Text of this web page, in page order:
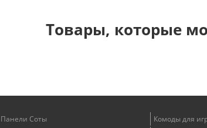
Товары, которые
Панели Соты
Комоды для